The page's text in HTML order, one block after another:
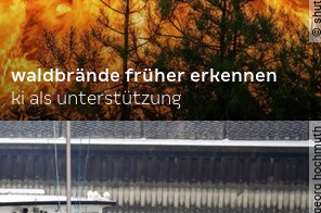
waldbrände früher erkennen
ki als unterstützung